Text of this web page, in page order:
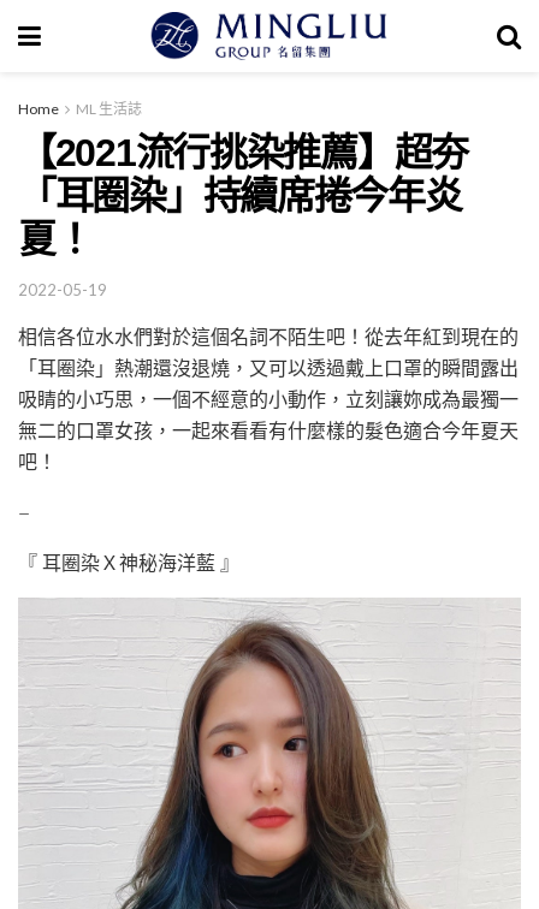
Home ML 生活誌
【2021流行挑染推薦】超夯
「耳圈染」持續席捲今年炎
夏！
2022-05-19
相信各位水水們對於這個名詞不陌生吧！從去年紅到現在的
「耳圈染」熱潮還沒退燒，又可以透過戴上口罩的瞬間露出
吸睛的小巧思，一個不經意的小動作，立刻讓妳成為最獨一
無二的口罩女孩，一起來看看有什麼樣的髮色適合今年夏天
吧！
–
『 耳圈染Ｘ神秘海洋藍 』